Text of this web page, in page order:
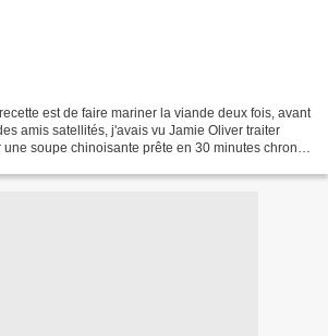
est de faire mariner la viande deux fois, avant
amis satellités, j'avais vu Jamie Oliver traiter
soupe chinoisante prête en 30 minutes chrono.